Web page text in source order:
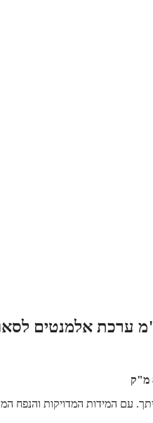
עם המידות המדויקות והנפח